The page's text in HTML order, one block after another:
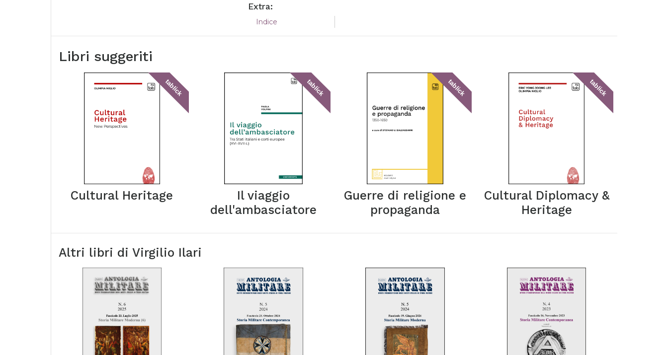
Extra:
Indice
Libri suggeriti
tablick
Cultural Heritage
tablick
Il viaggio
dell'ambasciatore
tablick
Guerre di religione e
propaganda
tablick
Cultural Diplomacy &
Heritage
Altri libri di Virgilio Ilari